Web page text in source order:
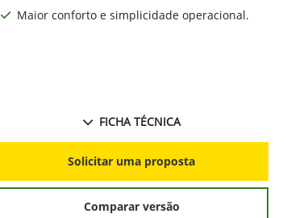
Maior conforto e simplicidade operacional.
FICHA TÉCNICA
Solicitar uma proposta
Comparar versão